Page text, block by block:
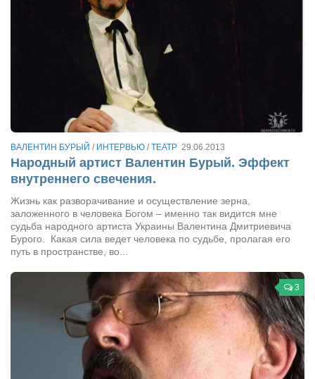
МАГАЗИН СТИХОВ НА ЗАКАЗ
«Павел» — магазин мужской одежды
«Траверс» — экипировочный центр
Журналисты
Александр Гвоздик
Александр Кугук
Музыканты
Евгений Касьяненко
Сергей Коноз
Денис Федченко
Звукорежиссёры
Alfom Studio
Guitarproduction Studio
ВАЛЕНТИН БУРЫЙ / ИНТЕРВЬЮ /ТЕАТР 29.06.2013
Народный артист Валентин Бурый. Эффект
внутреннего свечения.
Жизнь как разворачивание и осуществление зерна,
заложенного в человека Богом – именно так видится мне
судьба народного артиста Украины Валентина Дмитриевича
Бурого. Какая сила ведет человека по судьбе, пролагая его
путь в пространстве, во...
3